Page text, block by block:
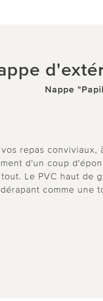
Nappe
repas conviviaux,
d'un coup
Le PVC haut de
comme une